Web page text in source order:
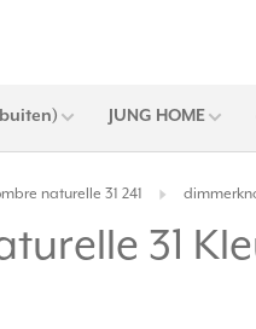
JUNG HOME
naturelle 31 241
31